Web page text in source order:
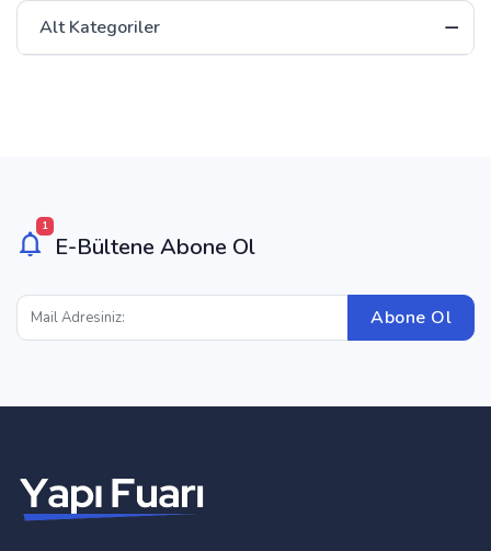
Alt Kategoriler
1
E-Bültene Abone Ol
Abone Ol